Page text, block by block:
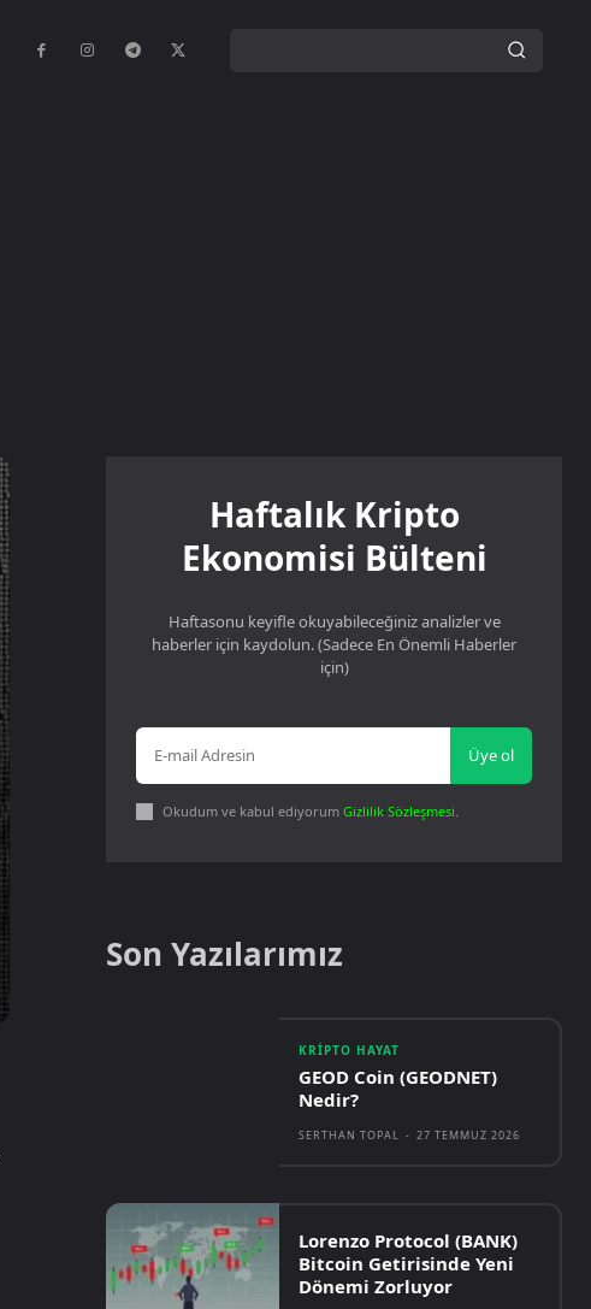
Haftalık Kripto
Ekonomisi Bülteni
Haftasonu keyifle okuyabileceğiniz analizler ve
haberler için kaydolun. (Sadece En Önemli Haberler
için)
Üye ol
Okudum ve kabul ediyorumGizlilik Sözleşmesi.
Son Yazılarımız
KRIPTO HAYAT
GEOD Coin (GEODNET)
Nedir?
SERTHAN TOPAL - 27 TEMMUZ 2026
Lorenzo Protocol (BANK)
Bitcoin Getirisinde Yeni
Dönemi Zorluyor